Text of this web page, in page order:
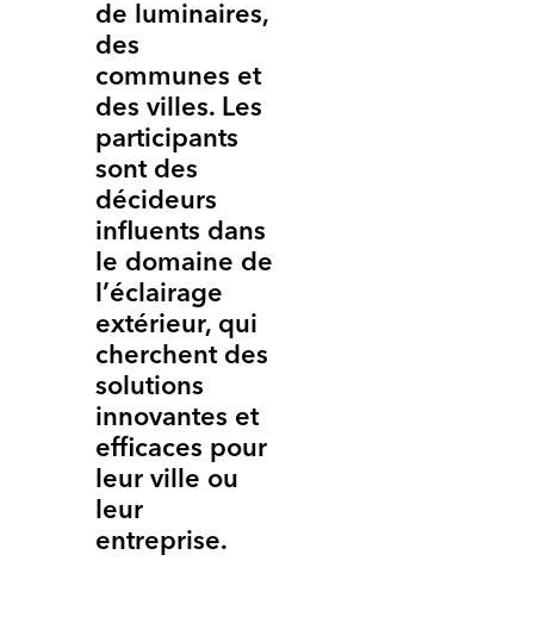
de luminaires,
des
communes et
des villes. Les
participants
sont des
décideurs
influents dans
le domaine de
l’éclairage
extérieur, qui
cherchent des
solutions
innovantes et
efficaces pour
leur ville ou
leur
entreprise.